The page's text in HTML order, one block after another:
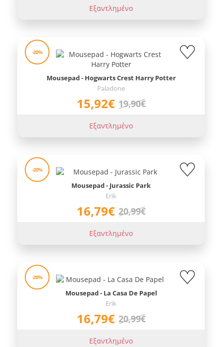
Εξαντλημένο
-20%
Mousepad - Hogwarts Crest Harry Potter
Paladone
15,92€ 19,90€
Εξαντλημένο
-20%
Mousepad - Jurassic Park
Erik
16,79€ 20,99€
Εξαντλημένο
-20%
Mousepad - La Casa De Papel
Erik
16,79€ 20,99€
Εξαντλημένο